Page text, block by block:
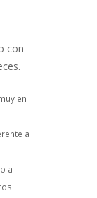
con
en
a
a